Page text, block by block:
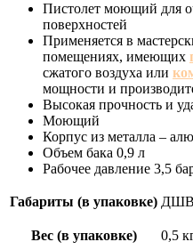
Пистолет моющий для
поверхностей
Применяется в
помещениях, имеющих
сжатого воздуха или
мощности и
Высокая прочность и
Моющий
Корпус из металла –
Объем бака 0,9 л
Рабочее давление 3,5
Габариты (в упаковке) ДШВ
Вес (в упаковке) 0,5